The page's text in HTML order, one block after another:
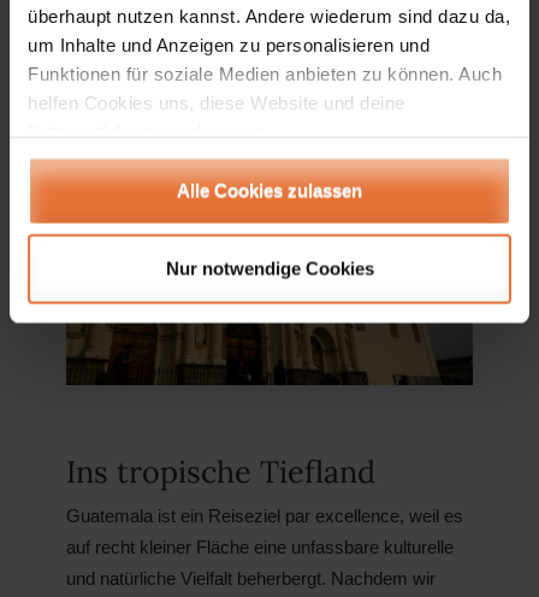
überhaupt nutzen kannst. Andere wiederum sind dazu da,
um Inhalte und Anzeigen zu personalisieren und
Funktionen für soziale Medien anbieten zu können. Auch
helfen Cookies uns, diese Website und deine
Alle Cookies zulassen
Nur notwendige Cookies
über der Stadt zu schweben und wir fangen eine
Perspektive ein, die es so nicht in jedem
Reiseführer gibt.
Ins tropische Tiefland
Guatemala ist ein Reiseziel par excellence, weil es
auf recht kleiner Fläche eine unfassbare kulturelle
und natürliche Vielfalt beherbergt. Nachdem wir